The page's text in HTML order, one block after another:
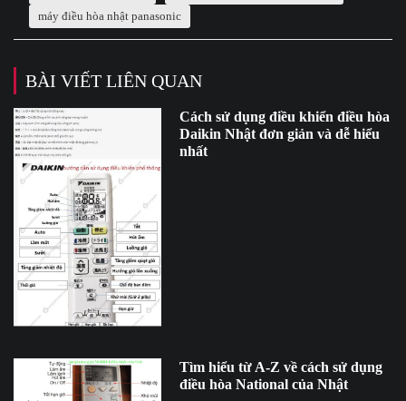
máy điều hòa nhật panasonic
BÀI VIẾT LIÊN QUAN
Cách sử dụng điều khiển điều hòa
Daikin Nhật đơn giản và dễ hiểu
nhất
Tìm hiểu từ A-Z về cách sử dụng
điều hòa National của Nhật